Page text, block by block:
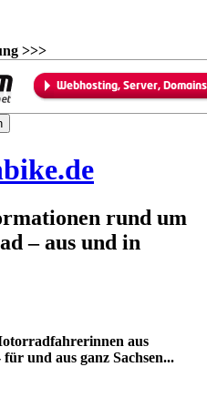
>>>
rund um
– aus und in
aus
und aus ganz Sachsen...